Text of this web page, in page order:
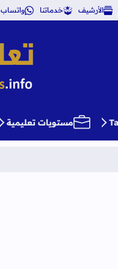
الأرشيف خدماتنا واتساب
مستويات تعليمية